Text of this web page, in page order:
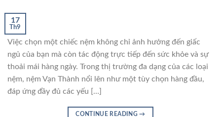
17
Th9
Việc chọn một chiếc nệm không chỉ ảnh hưởng đến giấc
ngủ của bạn mà còn tác động trực tiếp đến sức khỏe và sự
thoải mái hàng ngày. Trong thị trường đa dạng của các loại
nệm, nệm Vạn Thành nổi lên như một tùy chọn hàng đầu,
đáp ứng đầy đủ các yếu […]
CONTINUE READING→